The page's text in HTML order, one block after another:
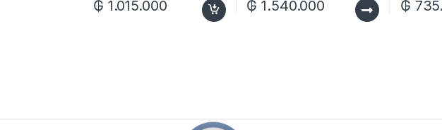
₲ 1.015.000 ₲ 1.540.000 ₲